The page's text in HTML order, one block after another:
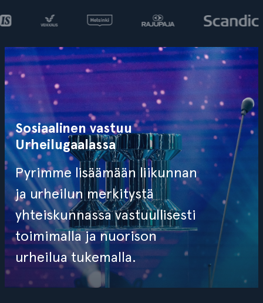
Sosiaalinen vastuu
Urheilugaalassa
Pyrimme lisäämään liikunnan
ja urheilun merkitystä
yhteiskunnassa vastuullisesti
toimimalla ja nuorison
urheilua tukemalla.